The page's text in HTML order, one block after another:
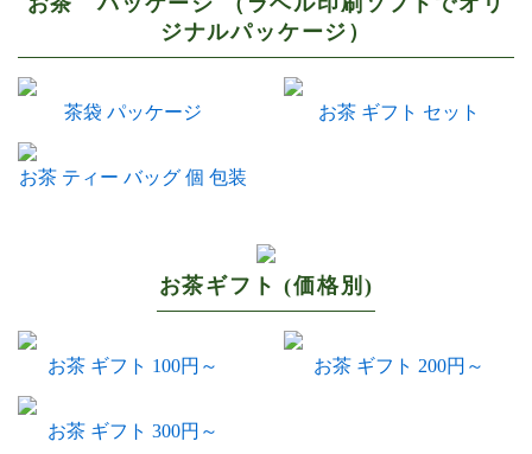
ジナルパッケージ）
茶袋 パッケージ お茶 ギフト セット
お茶 ティー バッグ 個 包装
お茶ギフト (価格別)
お茶 ギフト 100円～ お茶 ギフト 200円～
お茶 ギフト 300円～